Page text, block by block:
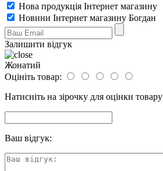
Нова продукція Інтернет магазину
Новини Інтернет магазину Богдан
Залишити відгук
Жонатий
Оцініть товар:
Натисніть на зірочку для оцінки товару
Ваш відгук: